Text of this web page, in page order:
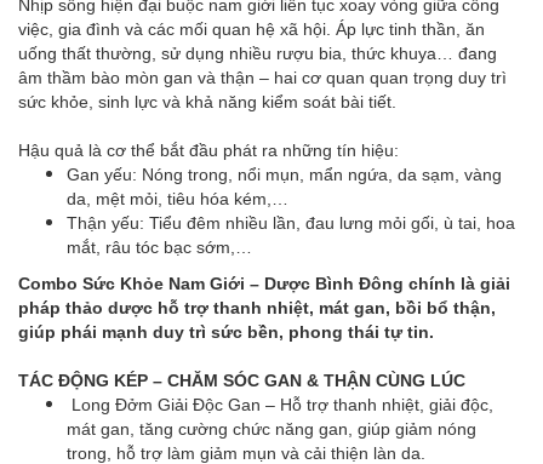
Nhịp sống hiện đại buộc nam giới liên tục xoay vòng giữa công
việc, gia đình và các mối quan hệ xã hội. Áp lực tinh thần, ăn
uống thất thường, sử dụng nhiều rượu bia, thức khuya… đang
âm thầm bào mòn gan và thận – hai cơ quan quan trọng duy trì
sức khỏe, sinh lực và khả năng kiểm soát bài tiết.
Hậu quả là cơ thể bắt đầu phát ra những tín hiệu:
Gan yếu: Nóng trong, nổi mụn, mẩn ngứa, da sạm, vàng
da, mệt mỏi, tiêu hóa kém,…
Thận yếu: Tiểu đêm nhiều lần, đau lưng mỏi gối, ù tai, hoa
mắt, râu tóc bạc sớm,…
Combo Sức Khỏe Nam Giới – Dược Bình Đông chính là giải
pháp thảo dược hỗ trợ thanh nhiệt, mát gan, bồi bổ thận,
giúp phái mạnh duy trì sức bền, phong thái tự tin.
TÁC ĐỘNG KÉP – CHĂM SÓC GAN & THẬN CÙNG LÚC
Long Đởm Giải Độc Gan – Hỗ trợ thanh nhiệt, giải độc,
mát gan, tăng cường chức năng gan, giúp giảm nóng
trong, hỗ trợ làm giảm mụn và cải thiện làn da.